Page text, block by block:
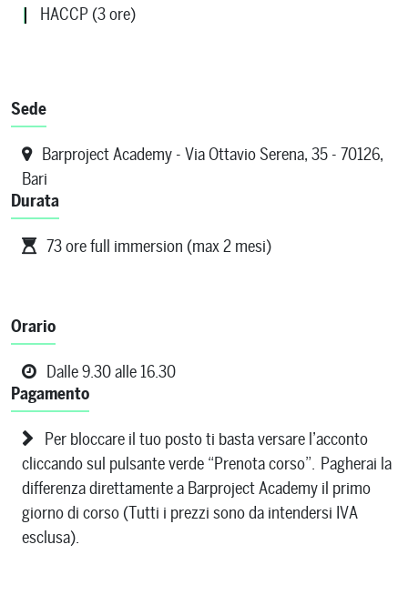
HACCP (3 ore)
Sede
Barproject Academy - Via Ottavio Serena, 35 - 70126,
Bari
Durata
73 ore full immersion (max 2 mesi)
Orario
Dalle 9.30 alle 16.30
Pagamento
Per bloccare il tuo posto ti basta versare l’acconto
cliccando sul pulsante verde “Prenota corso”. Pagherai la
differenza direttamente a Barproject Academy il primo
giorno di corso (Tutti i prezzi sono da intendersi IVA
esclusa).